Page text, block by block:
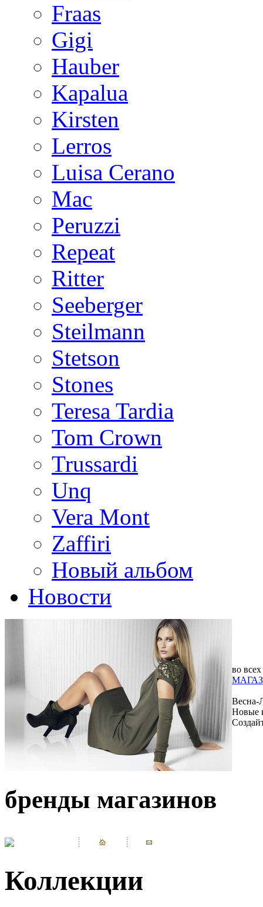
Fraas
Gigi
Hauber
Kapalua
Kirsten
Lerros
Luisa Cerano
Mac
Peruzzi
Repeat
Ritter
Seeberger
Steilmann
Stetson
Stones
Teresa Tardia
Tom Crown
Trussardi
Unq
Vera Mont
Zaffiri
Новый альбом
Новости
во всех
Весна-
Новые
бренды магазинов
Коллекции